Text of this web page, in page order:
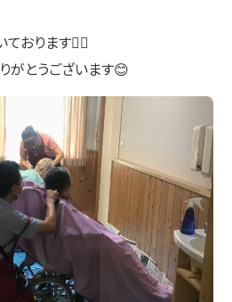
おります💇‍♀️
がとうございます😊